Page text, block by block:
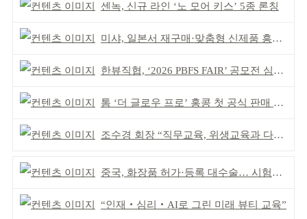
센녹, 신규 라인 ‘노 모어 키스’ 5종 론칭
미샤, 일본서 재구매·맞춤형 신제품 흥행 ‘쌍끌이’
한뷰직협, ‘2026 PBFS FAIR’ 공모전 심사 성료
톰 ‘더 글로우 프로’ 홍콩 첫 공식 판매 완판
조수경 회장 “직무교육, 위생교육과 다르다”
중국, 화장품 허가·등록 대수술… 시험자료 공용 허용
“인재‧심리‧AI로 그린 미래 뷰티 교육”